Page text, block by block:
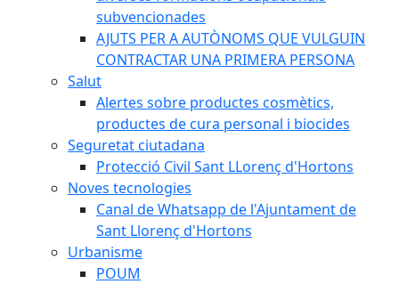
subvencionades
AJUTS PER A AUTÒNOMS QUE VULGUIN
CONTRACTAR UNA PRIMERA PERSONA
Salut
Alertes sobre productes cosmètics,
productes de cura personal i biocides
Seguretat ciutadana
Protecció Civil Sant LLorenç d'Hortons
Noves tecnologies
Canal de Whatsapp de l'Ajuntament de
Sant Llorenç d'Hortons
Urbanisme
POUM